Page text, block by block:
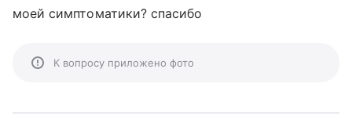
моей симптоматики? спасибо
К вопросу приложено фото